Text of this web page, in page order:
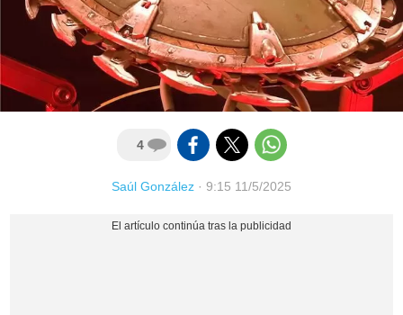
4
Saúl González · 9:15 11/5/2025